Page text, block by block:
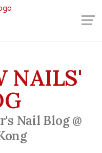
Gel Nails, Acrylic Nail,
水晶甲, 男士美甲, 咬指甲
NAILS'
Nail Blog @